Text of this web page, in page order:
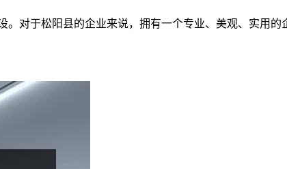
对于松阳县的企业来说，拥有一个专业、美观、实用